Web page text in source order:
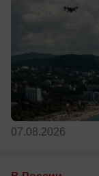
07.08.2026